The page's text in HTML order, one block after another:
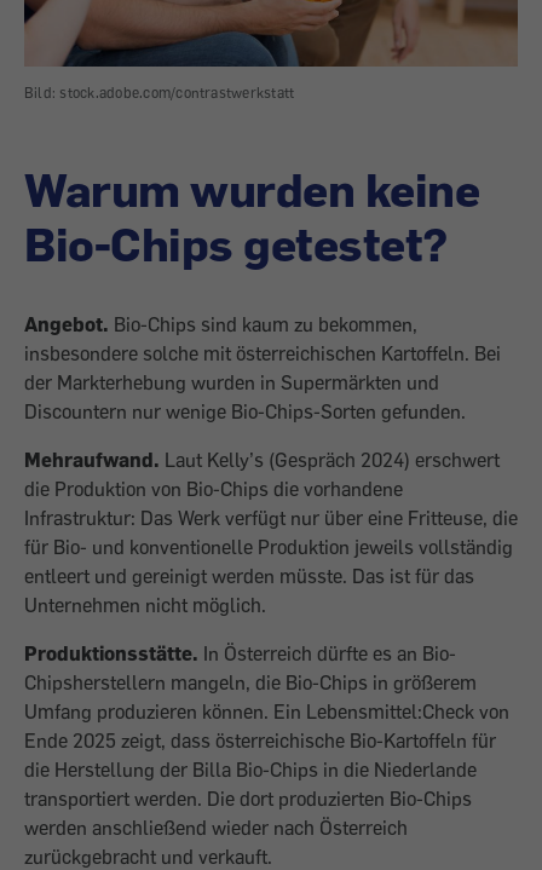
Bild: stock.adobe.com/contrastwerkstatt
Warum wurden keine
Bio-Chips getestet?
Angebot. Bio-Chips sind kaum zu bekommen,
insbesondere solche mit österreichischen Kartoffeln. Bei
der Markterhebung wurden in Supermärkten und
Discountern nur wenige Bio-Chips-Sorten gefunden.
Mehraufwand. Laut Kelly’s (Gespräch 2024) erschwert
die Produktion von Bio-Chips die vorhandene
Infrastruktur: Das Werk verfügt nur über eine Fritteuse, die
für Bio- und konventionelle Produktion jeweils vollständig
entleert und gereinigt werden müsste. Das ist für das
Unternehmen nicht möglich.
Produktionsstätte. In Österreich dürfte es an Bio-
Chipsherstellern mangeln, die Bio-Chips in größerem
Umfang produzieren können. Ein Lebensmittel:Check von
Ende 2025 zeigt, dass österreichische Bio-Kartoffeln für
die Herstellung der Billa Bio-Chips in die Niederlande
transportiert werden. Die dort produzierten Bio-Chips
werden anschließend wieder nach Österreich
zurückgebracht und verkauft.